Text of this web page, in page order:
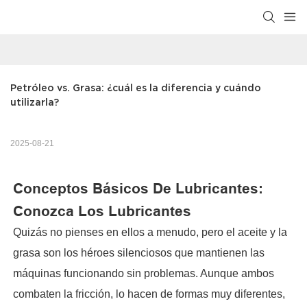
Petróleo vs. Grasa: ¿cuál es la diferencia y cuándo
utilizarla?
2025-08-21
Conceptos Básicos De Lubricantes:
Conozca Los Lubricantes
Quizás no pienses en ellos a menudo, pero el aceite y la
grasa son los héroes silenciosos que mantienen las
máquinas funcionando sin problemas. Aunque ambos
combaten la fricción, lo hacen de formas muy diferentes,